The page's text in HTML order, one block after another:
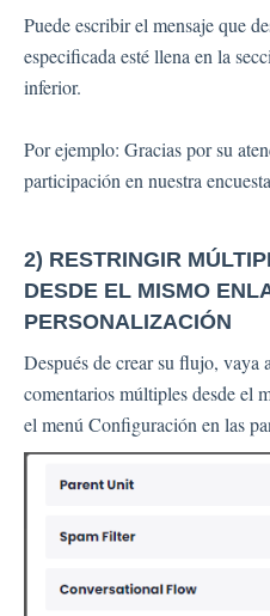
Puede escribir el mensaje que
especificada esté llena en la
inferior.
Por ejemplo: Gracias por su
participación en nuestra
2) RESTRINGIR
DESDE EL MISMO
PERSONALIZACIÓN
Después de crear su flujo, vaya
comentarios múltiples desde el
el menú Configuración en las